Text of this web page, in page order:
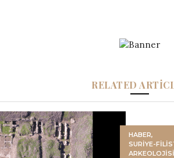
RELATED
HABER,
SURIYE-
ARKEOLOJISI